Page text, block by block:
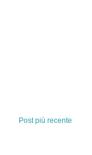
Post più recente